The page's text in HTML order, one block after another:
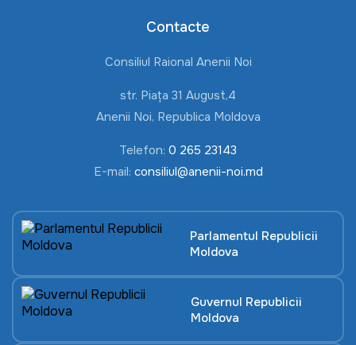
Contacte
Consiliul Raional Anenii Noi
str. Piața 31 August,4
Anenii Noi, Republica Moldova
Telefon: 0 265 23143
E-mail: consiliul@anenii-noi.md
Parlamentul Republicii
Moldova
Guvernul Republicii
Moldova